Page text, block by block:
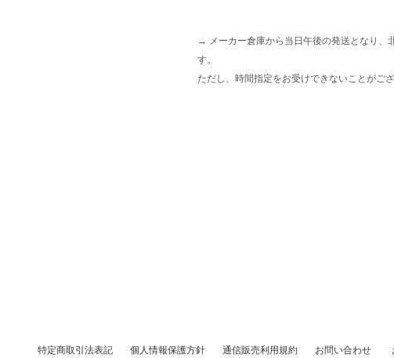
→ メーカー倉庫から当日午後の発送となり、
す。
ただし、時間指定をお受けできないことがご
特定商取引法表記 個人情報保護方針 通信販売利用規約 お問い合わせ